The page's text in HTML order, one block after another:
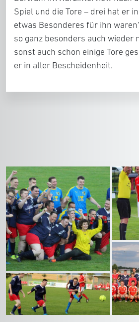
Spiel und die Tore – drei hat er
etwas Besonderes für ihn
so ganz besonders auch wieder
sonst auch schon einige Tore
er in aller Bescheidenheit.